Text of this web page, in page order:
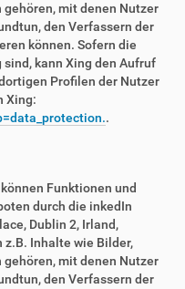
mit denen Nutzer
den Verfassern der
können. Sofern die
kann Xing den Aufruf
Profilen der Nutzer
Xing:
.
Funktionen und
durch die inkedIn
Dublin 2, Irland,
Inhalte wie Bilder,
mit denen Nutzer
den Verfassern der